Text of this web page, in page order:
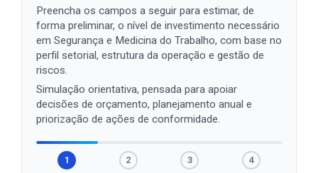
Preencha os campos a seguir para estimar, de
forma preliminar, o nível de investimento necessário
em Segurança e Medicina do Trabalho, com base no
perfil setorial, estrutura da operação e gestão de
riscos.
Simulação orientativa, pensada para apoiar
decisões de orçamento, planejamento anual e
priorização de ações de conformidade.
1 2 3 4